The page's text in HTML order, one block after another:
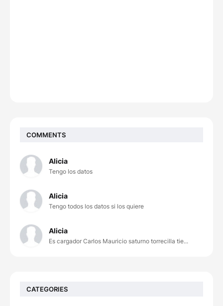
COMMENTS
Alicia
Tengo los datos
Alicia
Tengo todos los datos si los quiere
Alicia
Es cargador Carlos Mauricio saturno torrecilla tie...
CATEGORIES